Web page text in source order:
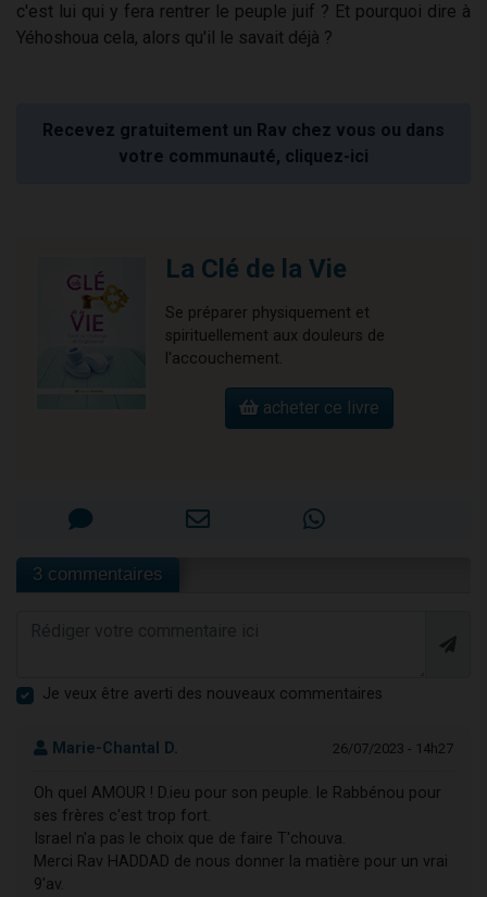
c'est lui qui y fera rentrer le peuple juif ? Et pourquoi dire à
Yéhoshoua cela, alors qu'il le savait déjà ?
Recevez gratuitement un Rav chez vous ou dans
votre communauté, cliquez-ici
La Clé de la Vie
Se préparer physiquement et
spirituellement aux douleurs de
l'accouchement.
acheter ce livre
3 commentaires
Je veux être averti des nouveaux commentaires
Marie-Chantal D. 26/07/2023 - 14h27
Oh quel AMOUR ! D.ieu pour son peuple. le Rabbénou pour
ses frères c'est trop fort.
Israel n'a pas le choix que de faire T'chouva.
Merci Rav HADDAD de nous donner la matière pour un vrai
9'av.